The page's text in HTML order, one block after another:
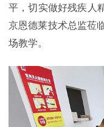
平，切实做好残疾人
京恩德莱技术总监莅
场教学。